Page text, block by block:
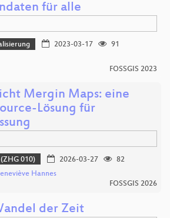
für alle
2023-03-17
91
FOSSGIS 2023
Mergin Maps: eine
Lösung für
010) 2026-03-27
82
Hannes
FOSSGIS 2026
der Zeit